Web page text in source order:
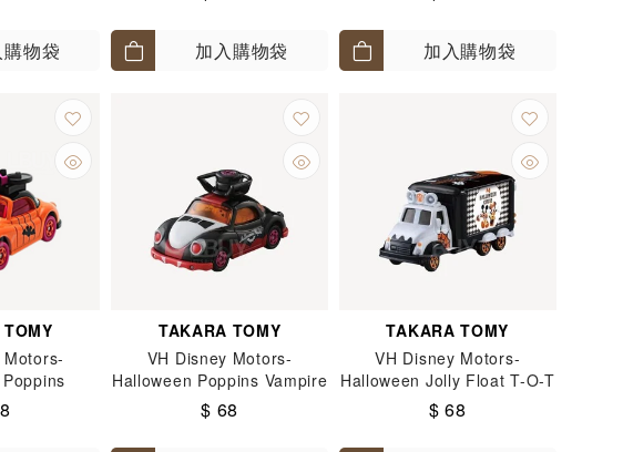
物袋 加入購物袋 加入購物袋
(Asia
TAKARA TOMY
VH Disney Motors-
Halloween Poppins Vampire
Mickey (Asia Excl.)
$ 68
TAKARA TOMY
VH Disney Motors-
Halloween Jolly Float T-O-T
(Asia Excl.)
$ 68